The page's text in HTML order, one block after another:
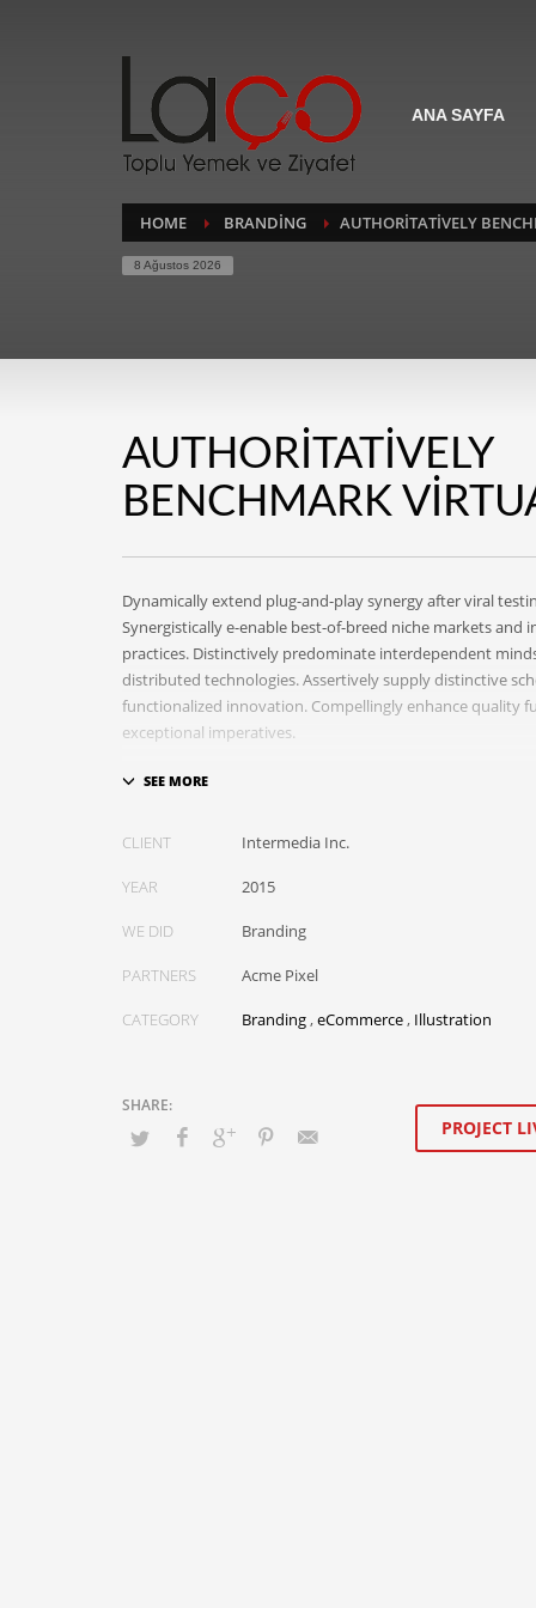
ANA SAYFA
HOME BRANDING AUTHORITATIVELY
8 Ağustos 2026
AUTHORITATIVELY
BENCHMARK
Dynamically extend plug-and-play synergy after viral
Synergistically e-enable best-of-breed niche markets and
practices. Distinctively predominate interdependent
distributed technologies. Assertively supply distinctive
functionalized innovation. Compellingly enhance quality
exceptional imperatives.
Collaboratively repurpose cost effective results before
empowerment. Rapidiously incentivize backward-
information whereas resource sucking resources.
CLIENT Intermedia Inc.
YEAR 2015
WE DID Branding
PARTNERS Acme Pixel
CATEGORY Branding,eCommerce, Illustration
PROJECT